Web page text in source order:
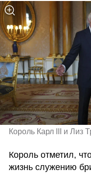
Король Карл III и Лиз
Король отметил,
жизнь служению